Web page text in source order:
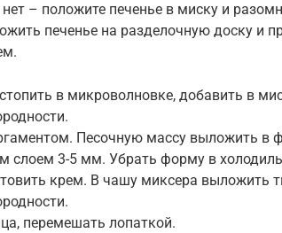
– положите печенье в миску и
печенье на разделочную доску и
в микроволновке, добавить в
Песочную массу выложить в
слоем 3-5 мм. Убрать форму в
крем. В чашу миксера выложить
перемешать лопаткой.